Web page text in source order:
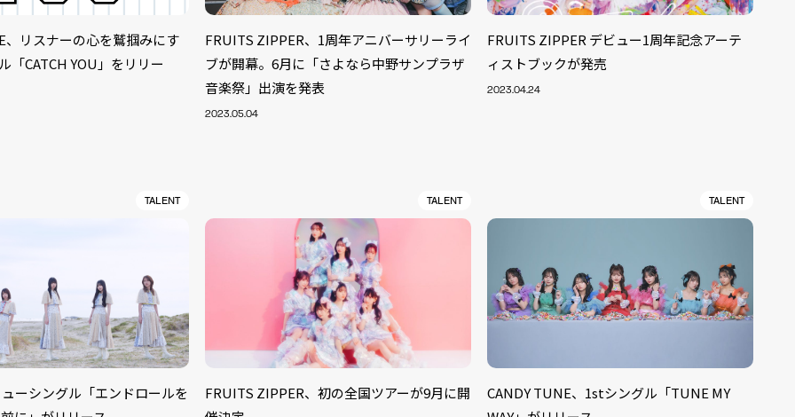
、リスナーの心を鷲掴みにす
「CATCH YOU」をリリー
FRUITS ZIPPER、1周年アニバーサリーライ
ブが開幕。6月に「さよなら中野サンプラザ
音楽祭」出演を発表
2023.05.04
FRUITS ZIPPER デビュー1周年記念アーテ
ィストブックが発売
2023.04.24
TALENT
ーシングル「エンドロールを
TALENT
FRUITS ZIPPER、初の全国ツアーが9月に開
TALENT
CANDY TUNE、1stシングル「TUNE MY
ARTIST 40 MODEL/TALENT
29